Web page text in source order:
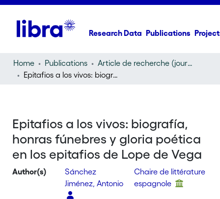
Research Data Publications
Home Publications
Article de recherche (journal article)
Epitafios a los vivos: biografía, honras fúnebres y gloria poética en los epitafios de Lope de Vega
Epitafios a los vivos: biografía,
honras fúnebres y gloria poética
en los epitafios de Lope de Vega
Author(s)
Sánchez
Jiménez, Antonio
Chaire de littérature
espagnole